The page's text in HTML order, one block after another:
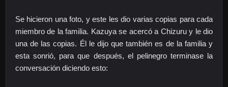
Se hicieron una foto, y este les dio varias copias para cada
miembro de la familia. Kazuya se acercó a Chizuru y le dio
una de las copias. Él le dijo que también es de la familia y
esta sonrió, para que después, el pelinegro terminase la
conversación diciendo esto: